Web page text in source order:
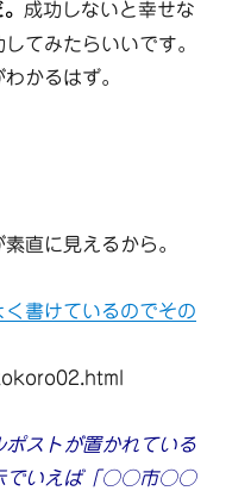
成功しないと幸せな
てみたらいいです。
かるはず。
直に見えるから。
書けているのでその
ストが置かれている
でいえば「○○市○○